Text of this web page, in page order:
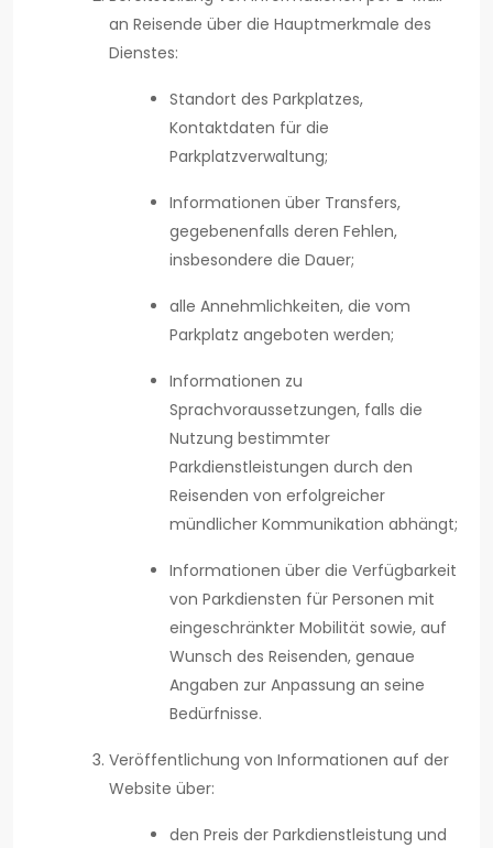
an Reisende über die Hauptmerkmale des
Dienstes:
Standort des Parkplatzes,
Kontaktdaten für die
Parkplatzverwaltung;
Informationen über Transfers,
gegebenenfalls deren Fehlen,
insbesondere die Dauer;
alle Annehmlichkeiten, die vom
Parkplatz angeboten werden;
Informationen zu
Sprachvoraussetzungen, falls die
Nutzung bestimmter
Parkdienstleistungen durch den
Reisenden von erfolgreicher
mündlicher Kommunikation abhängt;
Informationen über die Verfügbarkeit
von Parkdiensten für Personen mit
eingeschränkter Mobilität sowie, auf
Wunsch des Reisenden, genaue
Angaben zur Anpassung an seine
Bedürfnisse.
Veröffentlichung von Informationen auf der
Website über:
den Preis der Parkdienstleistung und